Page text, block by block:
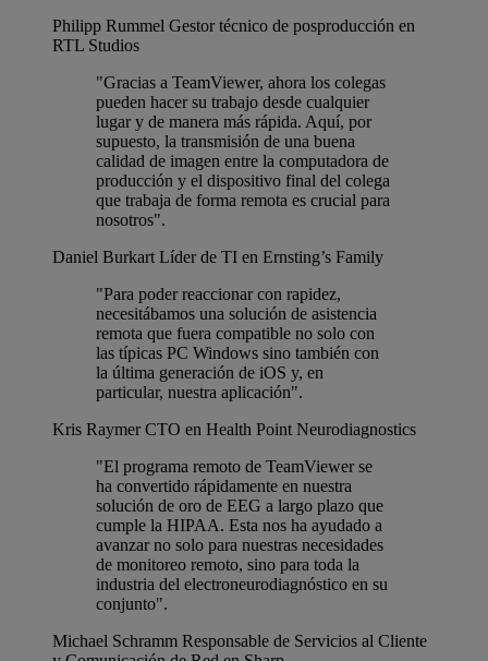
Philipp Rummel Gestor técnico de posproducción en
RTL Studios
"Gracias a TeamViewer, ahora los colegas
pueden hacer su trabajo desde cualquier
lugar y de manera más rápida. Aquí, por
supuesto, la transmisión de una buena
calidad de imagen entre la computadora de
producción y el dispositivo final del colega
que trabaja de forma remota es crucial para
nosotros".
Daniel Burkart Líder de TI en Ernsting’s Family
"Para poder reaccionar con rapidez,
necesitábamos una solución de asistencia
remota que fuera compatible no solo con
las típicas PC Windows sino también con
la última generación de iOS y, en
particular, nuestra aplicación".
Kris Raymer CTO en Health Point Neurodiagnostics
"El programa remoto de TeamViewer se
ha convertido rápidamente en nuestra
solución de oro de EEG a largo plazo que
cumple la HIPAA. Esta nos ha ayudado a
avanzar no solo para nuestras necesidades
de monitoreo remoto, sino para toda la
industria del electroneurodiagnóstico en su
conjunto".
Michael Schramm Responsable de Servicios al Cliente